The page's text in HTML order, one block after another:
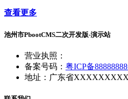
查看更多
池州市PbootCMS二次开发版-演示站
营业执照：
备案号码： 粤ICP备
地址：广东省